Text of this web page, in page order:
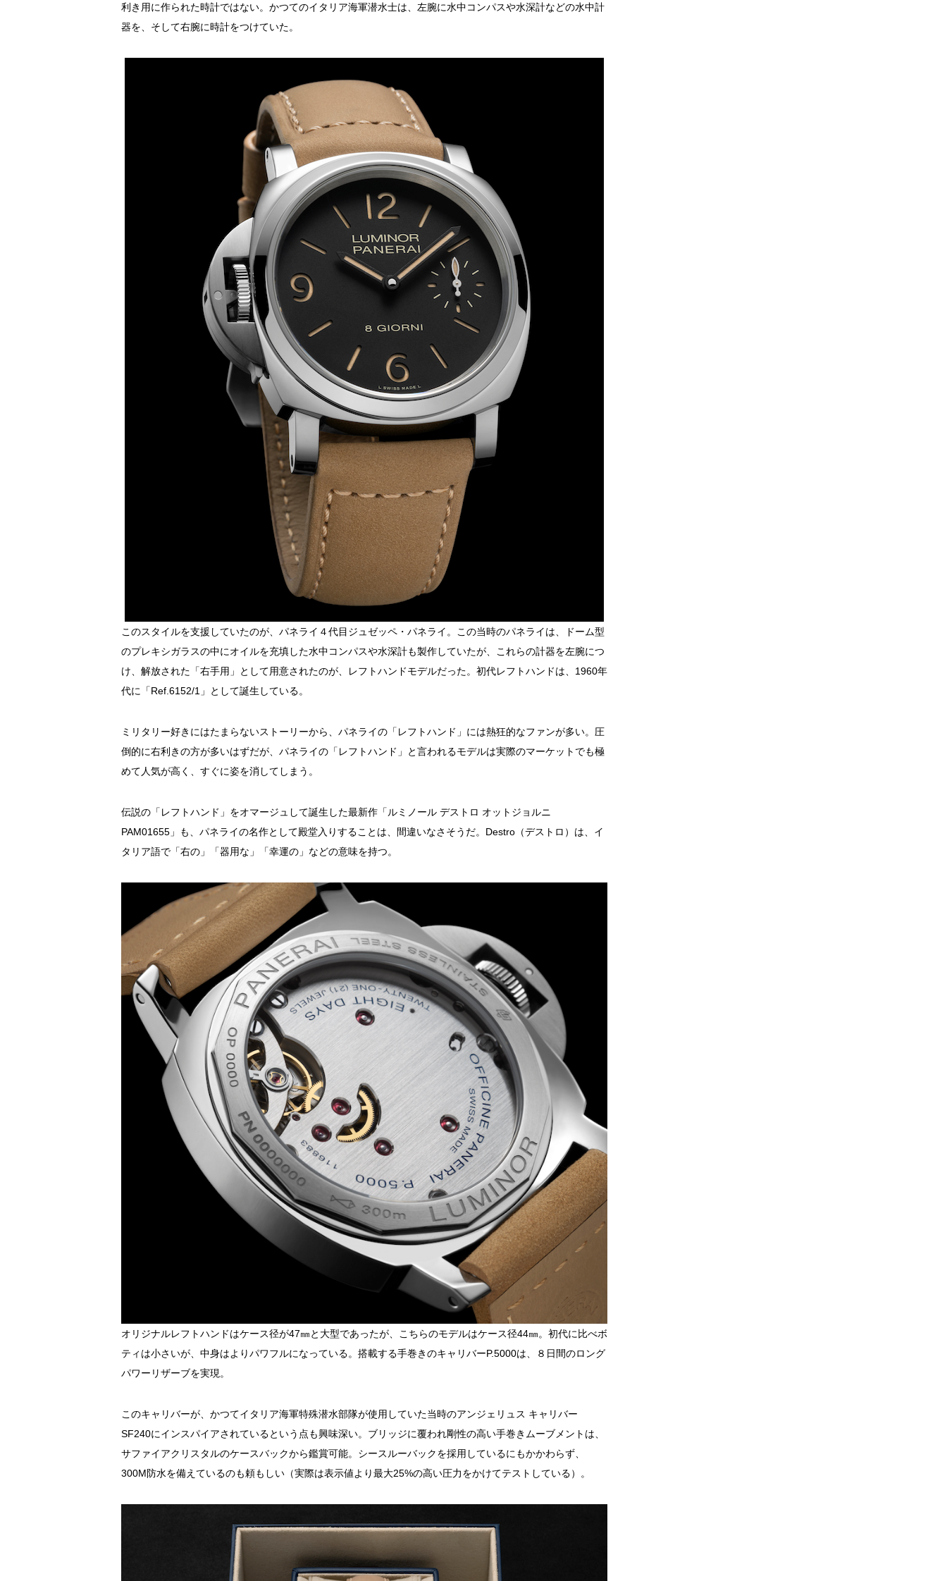
利き用に作られた時計ではない。かつてのイタリア海軍潜水士は、左腕に水中コンパスや水深計などの水中計
器を、そして右腕に時計をつけていた。
このスタイルを支援していたのが、パネライ４代目ジュゼッペ・パネライ。この当時のパネライは、ドーム型
のプレキシガラスの中にオイルを充填した水中コンパスや水深計も製作していたが、これらの計器を左腕につ
け、解放された「右手用」として用意されたのが、レフトハンドモデルだった。初代レフトハンドは、1960年
代に「Ref.6152/1」として誕生している。
ミリタリー好きにはたまらないストーリーから、パネライの「レフトハンド」には熱狂的なファンが多い。圧
倒的に右利きの方が多いはずだが、パネライの「レフトハンド」と言われるモデルは実際のマーケットでも極
めて人気が高く、すぐに姿を消してしまう。
伝説の「レフトハンド」をオマージュして誕生した最新作「ルミノール デストロ オットジョルニ
PAM01655」も、パネライの名作として殿堂入りすることは、間違いなさそうだ。Destro（デストロ）は、イ
タリア語で「右の」「器用な」「幸運の」などの意味を持つ。
オリジナルレフトハンドはケース径が47㎜と大型であったが、こちらのモデルはケース径44㎜。初代に比べボ
ティは小さいが、中身はよりパワフルになっている。搭載する手巻きのキャリバーP.5000は、８日間のロング
パワーリザーブを実現。
このキャリバーが、かつてイタリア海軍特殊潜水部隊が使用していた当時のアンジェリュス キャリバー
SF240にインスパイアされているという点も興味深い。ブリッジに覆われ剛性の高い手巻きムーブメントは、
サファイアクリスタルのケースバックから鑑賞可能。シースルーバックを採用しているにもかかわらず、
300M防水を備えているのも頼もしい（実際は表示値より最大25%の高い圧力をかけてテストしている）。